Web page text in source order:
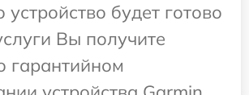
устройство будет готово
Вы получите
гарантийном